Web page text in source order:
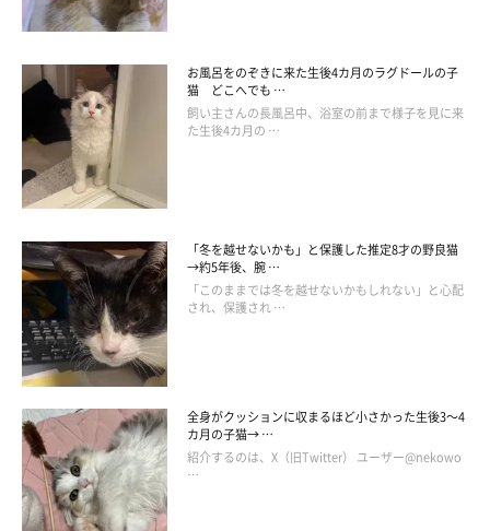
お風呂をのぞきに来た生後4カ月のラグドールの子
猫 どこへでも …
飼い主さんの長風呂中、浴室の前まで様子を見に来
た生後4カ月の …
「冬を越せないかも」と保護した推定8才の野良猫
→約5年後、腕 …
「このままでは冬を越せないかもしれない」と心配
され、保護され …
全身がクッションに収まるほど小さかった生後3～4
カ月の子猫→ …
紹介するのは、X（旧Twitter） ユーザー@nekowo
…